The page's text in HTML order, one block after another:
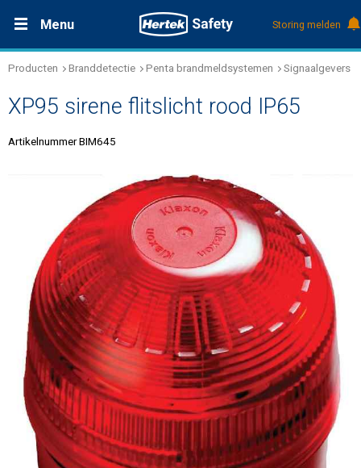
Menu
Oplossingen
Service & Onderhoud
Over Hertek
Werken bij Hertek
Contact
Storing melden
Productdocumentatie (DMS)
+31 (0)495 584111
Producten Branddetectie Penta brandmeldsystemen Signaalgevers
XP95 sirene flitslicht rood IP65
Artikelnummer BIM645